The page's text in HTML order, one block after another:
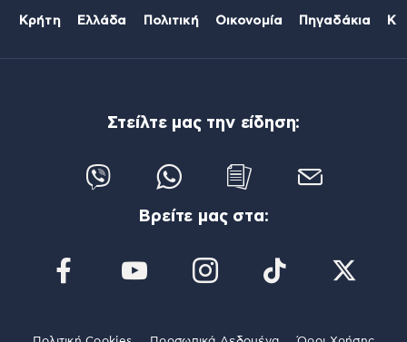
Κρήτη Ελλάδα Πολιτική Οικονομία Πηγαδάκια
Στείλτε μας την είδηση:
Βρείτε μας στα: